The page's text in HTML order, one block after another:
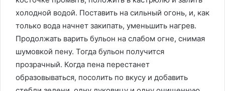
холодной водой. Поставить на сильный огонь, и, как
только вода начнет закипать, уменьшить нагрев.
Продолжать варить бульон на слабом огне, снимая
шумовкой пену. Тогда бульон получится
прозрачный. Когда пена перестанет
образовываться, посолить по вкусу и добавить